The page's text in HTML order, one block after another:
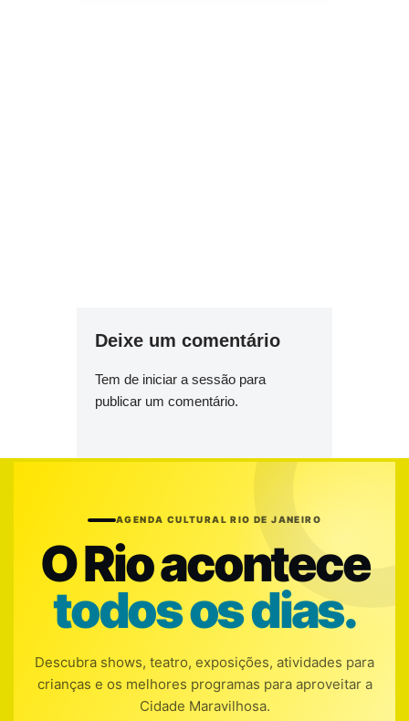
Deixe um comentário
Tem de iniciar a sessão para
publicar um comentário.
AGENDA CULTURAL RIO DE JANEIRO
O Rio acontece
todos os dias.
Descubra shows, teatro, exposições, atividades para
crianças e os melhores programas para aproveitar a
Cidade Maravilhosa.